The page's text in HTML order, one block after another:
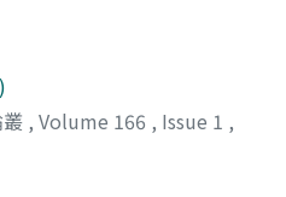
, Volume 166 , Issue 1 ,